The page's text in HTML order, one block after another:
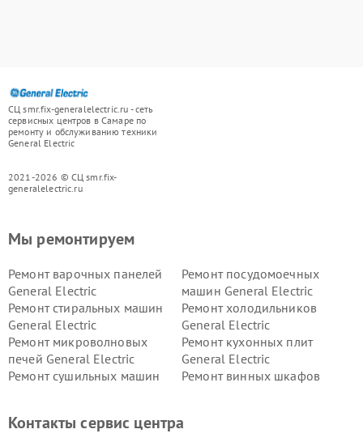
СЦ smr.fix-generalelectric.ru - сеть
сервисных центров в Самаре по
ремонту и обслуживанию техники
General Electric
2021-2026 © СЦ smr.fix-
generalelectric.ru
Мы ремонтируем
Ремонт варочных панелей
General Electric
Ремонт посудомоечных
машин General Electric
Ремонт стиральных машин
General Electric
Ремонт холодильников
General Electric
Ремонт микроволновых
печей General Electric
Ремонт кухонных плит
General Electric
Ремонт сушильных машин
Ремонт винных шкафов
Electric
General Electric
Контакты сервис центра